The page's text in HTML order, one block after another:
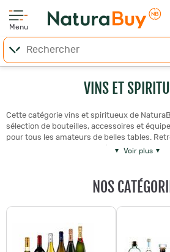
Menu
VINS ET
Cette catégorie vins et spiritueux de
sélection de bouteilles, accessoires et
pour tous les amateurs de belles tables.
de vins rouges, blancs, rosés, champagnes
artisanales, cidres et accessoires (tire-
à vin, kits de sommellerie).
Voir plus
NOS